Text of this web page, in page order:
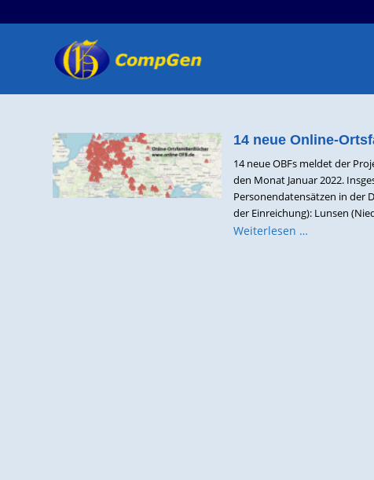
14 neue Online-
14 neue OBFs meldet der
den Monat Januar 2022.
Personendatensätzen in der
der Einreichung): Lunsen
Weiterlesen …